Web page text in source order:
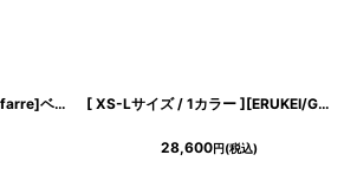
[ S-Lサイズ / 1カラー ][rinfarre]ベージュ・タック・レース・長袖・タイト・ミディアム・ワンピース[薗田杏奈着用][送料無料] [ XS-Lサイズ / 1カラー ][ERUKEI/GINZA COUTURE]総レース・ビジューボタン・半袖・フェイクポケット・Aライン・ミディアムドレス・ワンピース[送料無料]
28,600円(税込)